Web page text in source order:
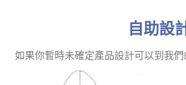
自助設
如果你暫時未確定產品設計可以到我